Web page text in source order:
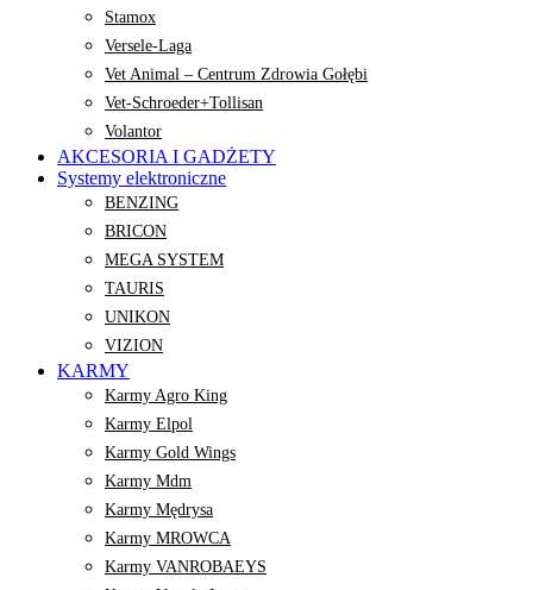
Stamox
Versele-Laga
Vet Animal – Centrum Zdrowia Gołębi
Vet-Schroeder+Tollisan
Volantor
AKCESORIA I GADŻETY
Systemy elektroniczne
BENZING
BRICON
MEGA SYSTEM
TAURIS
UNIKON
VIZION
KARMY
Karmy Agro King
Karmy Elpol
Karmy Gold Wings
Karmy Mdm
Karmy Mędrysa
Karmy MROWCA
Karmy VANROBAEYS